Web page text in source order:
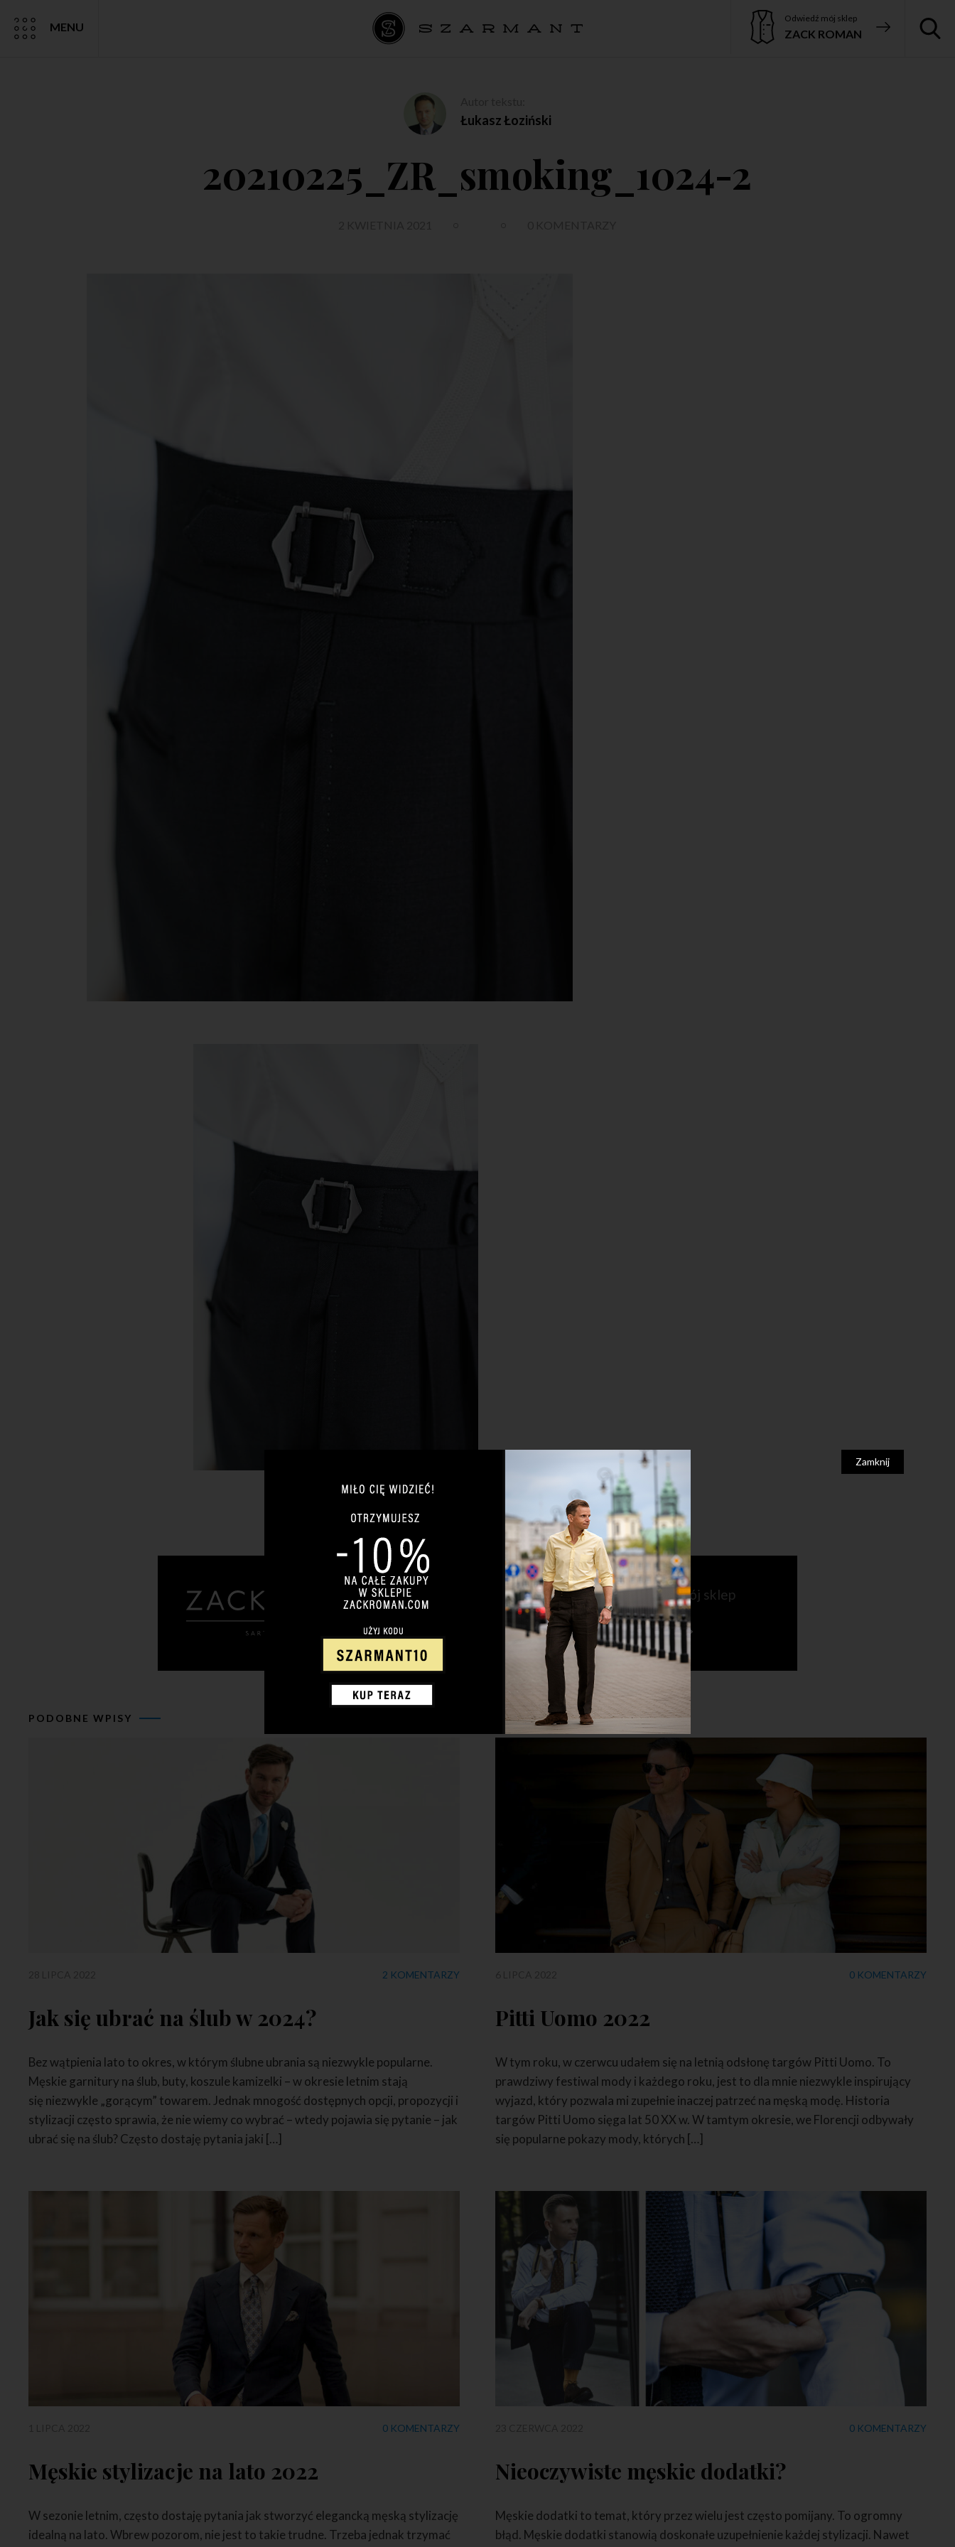
MENU
Odwiedź mój sklep
ZACK ROMAN
Łukasz Łoziński
20210225_ZR_smoking_1024-2
Jeśli czytasz mojego bloga, odwiedź także mój sklep
PRZEJDŹ NA ZACKROMAN.COM
PODOBNE WPISY
2 KOMENTARZY
Jak się ubrać na ślub w 2024?
Bez wątpienia lato to okres, w którym ślubne ubrania są niezwykle popularne.
Męskie garnitury na ślub, buty, koszule kamizelki – w okresie letnim stają
się niezwykle „gorącym” towarem. Jednak mnogość dostępnych opcji, propozycji i
stylizacji często sprawia, że nie wiemy co wybrać – wtedy pojawia się pytanie – jak
ubrać się na ślub? Często dostaję pytania jaki […]
0 KOMENTARZY
Pitti Uomo 2022
W tym roku, w czerwcu udałem się na letnią odsłonę targów Pitti Uomo. To
prawdziwy festiwal mody i każdego roku, jest to dla mnie niezwykle inspirujący
wyjazd, który pozwala mi zupełnie inaczej patrzeć na męską modę. Historia
targów Pitti Uomo sięga lat 50 XX w. W tamtym okresie, we Florencji odbywały
się popularne pokazy mody, których […]
0 KOMENTARZY
Męskie stylizacje na lato 2022
W sezonie letnim, często dostaję pytania jak stworzyć elegancką męską stylizację
idealną na lato. Wbrew pozorom, nie jest to takie trudne. Trzeba jednak trzymać
0 KOMENTARZY
Nieoczywiste męskie dodatki?
Męskie dodatki to temat, który przez wielu jest często pomijany. To ogromny
błąd. Męskie dodatki stanowią doskonałe uzupełnienie każdej stylizacji. Nawet
Zamknij